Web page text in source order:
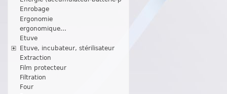
Enrobage
Ergonomie
ergonomique...
Etuve
Etuve, incubateur, stérilisateur
Extraction
Film protecteur
Filtration
Four